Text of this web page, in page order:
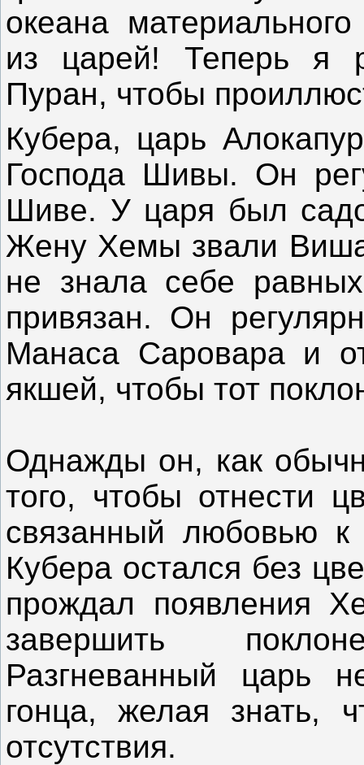
океана
из царей! Теперь я
Пуран, чтобы
Кубера, царь
Господа Шивы. Он
Шиве. У царя был
Жену Хемы звали
не знала себе
привязан. Он
Манаса Саровара и
якшей, чтобы тот
Однажды он, как
того, чтобы отнести
связанный любовью
Кубера остался без
прождал появления
завершить
Разгневанный царь
гонца, желая знать,
отсутствия.